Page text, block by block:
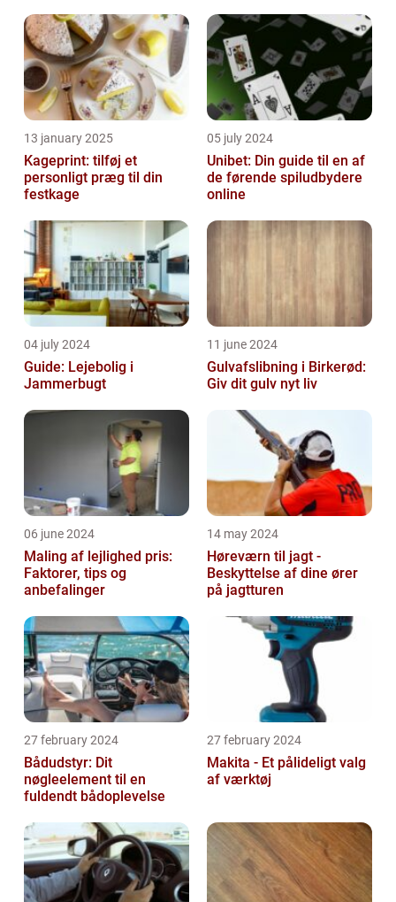
13 january 2025
Kageprint: tilføj et
personligt præg til din
festkage
05 july 2024
Unibet: Din guide til en af
de førende spiludbydere
online
04 july 2024
Guide: Lejebolig i
Jammerbugt
11 june 2024
Gulvafslibning i Birkerød:
Giv dit gulv nyt liv
06 june 2024
Maling af lejlighed pris:
Faktorer, tips og
anbefalinger
14 may 2024
Høreværn til jagt -
Beskyttelse af dine ører
på jagtturen
27 february 2024
Bådudstyr: Dit
nøgleelement til en
fuldendt bådoplevelse
27 february 2024
Makita - Et pålideligt valg
af værktøj